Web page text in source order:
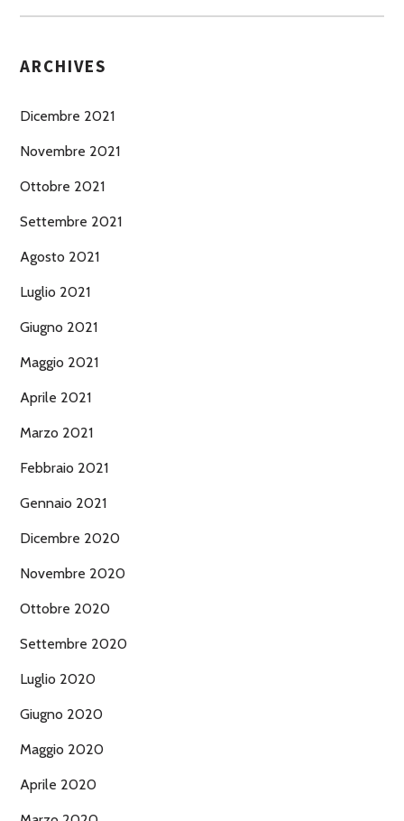
ARCHIVES
Dicembre 2021
Novembre 2021
Ottobre 2021
Settembre 2021
Agosto 2021
Luglio 2021
Giugno 2021
Maggio 2021
Aprile 2021
Marzo 2021
Febbraio 2021
Gennaio 2021
Dicembre 2020
Novembre 2020
Ottobre 2020
Settembre 2020
Luglio 2020
Giugno 2020
Maggio 2020
Aprile 2020